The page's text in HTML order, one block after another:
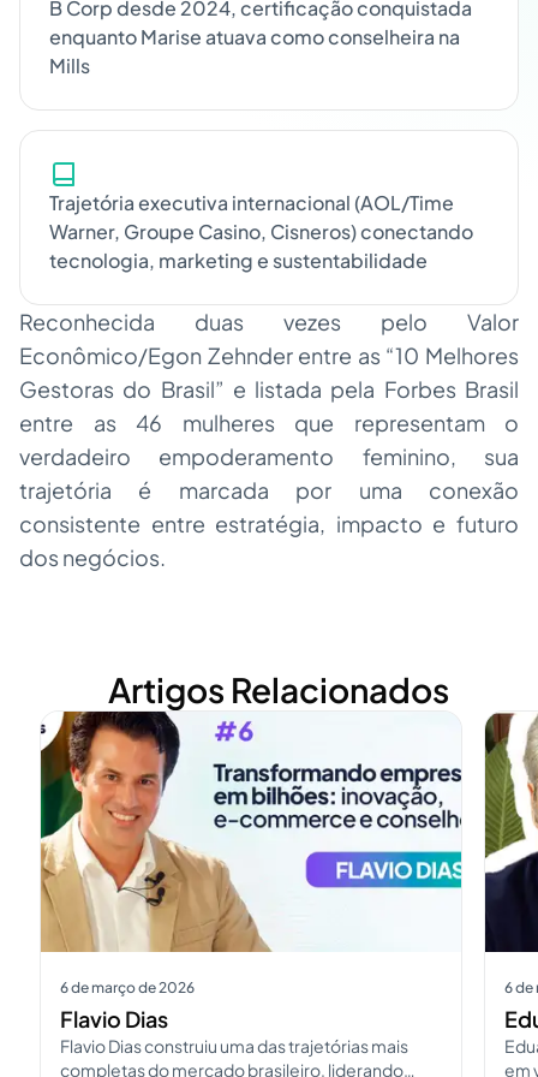
B Corp desde 2024, certificação conquistada
enquanto Marise atuava como conselheira na
Mills
Trajetória executiva internacional (AOL/Time
Warner, Groupe Casino, Cisneros) conectando
tecnologia, marketing e sustentabilidade
Reconhecida duas vezes pelo Valor
Econômico/Egon Zehnder entre as “10 Melhores
Gestoras do Brasil” e listada pela Forbes Brasil
entre as 46 mulheres que representam o
verdadeiro empoderamento feminino, sua
trajetória é marcada por uma conexão
consistente entre estratégia, impacto e futuro
dos negócios.
Artigos Relacionados
Ver mais
6 de março de 2026
Flavio Dias
Flavio Dias construiu uma das trajetórias mais
completas do mercado brasileiro, liderando
Ver
6 de
em